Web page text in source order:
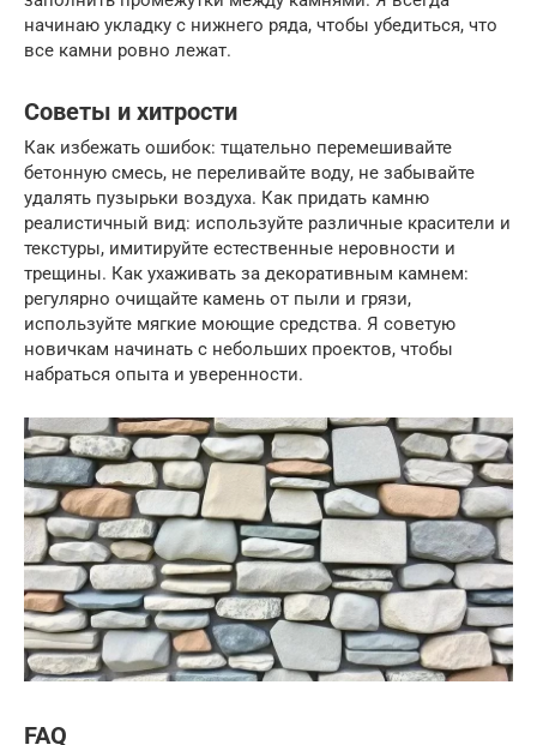
начинаю укладку с нижнего ряда, чтобы убедиться, что
все камни ровно лежат.
Советы и хитрости
Как избежать ошибок: тщательно перемешивайте
бетонную смесь, не переливайте воду, не забывайте
удалять пузырьки воздуха. Как придать камню
реалистичный вид: используйте различные красители и
текстуры, имитируйте естественные неровности и
трещины. Как ухаживать за декоративным камнем:
регулярно очищайте камень от пыли и грязи,
используйте мягкие моющие средства. Я советую
новичкам начинать с небольших проектов, чтобы
набраться опыта и уверенности.
FAQ